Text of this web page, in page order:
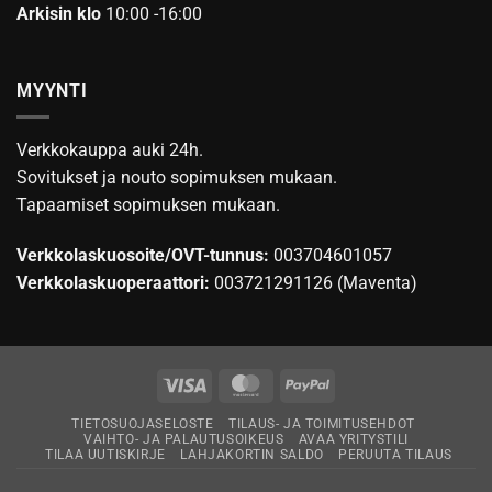
Arkisin klo 10:00 -16:00
MYYNTI
Verkkokauppa auki 24h.
Sovitukset ja nouto sopimuksen mukaan.
Tapaamiset sopimuksen mukaan.
Verkkolaskuosoite/OVT-tunnus: 003704601057
Verkkolaskuoperaattori: 003721291126 (Maventa)
Visa MasterCardPayPal
TIETOSUOJASELOSTE
TILAUS- JA TOIMITUSEHDOT
VAIHTO- JA PALAUTUSOIKEUS
AVAA YRITYSTILI
TILAA UUTISKIRJE
LAHJAKORTIN SALDO PERUUTA TILAUS